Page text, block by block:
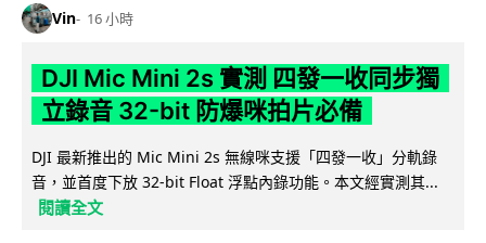
Vin 16 小時
DJI Mic Mini 2s 實測 四發一收同步獨
立錄音 32-bit 防爆咪拍片必備
DJI 最新推出的 Mic Mini 2s 無線咪支援「四發一收」分軌錄
音，並首度下放 32-bit Float 浮點內錄功能。本文經實測其...
閱讀全文